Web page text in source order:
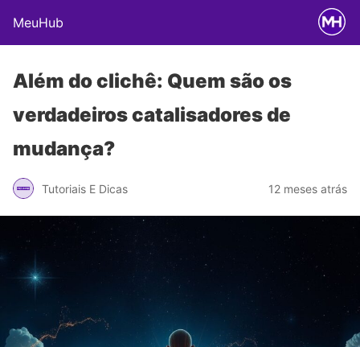
MeuHub
Além do clichê: Quem são os
verdadeiros catalisadores de
mudança?
Tutoriais E Dicas 12 meses atrás